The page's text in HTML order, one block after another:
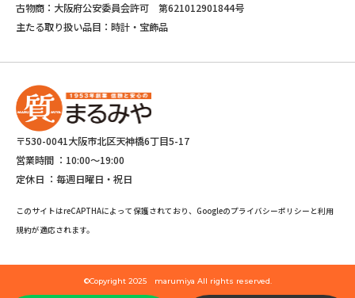
古物商：大阪府公安委員会許可 第621012901844号
主たる取り扱い品目：時計・宝飾品
〒530-0041大阪市北区天神橋6丁目5-17
営業時間 ： 10:00～19:00
定休日 ： 毎週日曜日・祝日
このサイトはreCAPTHAによって保護されており、Googleのプライバシーポリシーと利用
規約が適応されます。
©Copyright 2025 marumiya All rights reserved.